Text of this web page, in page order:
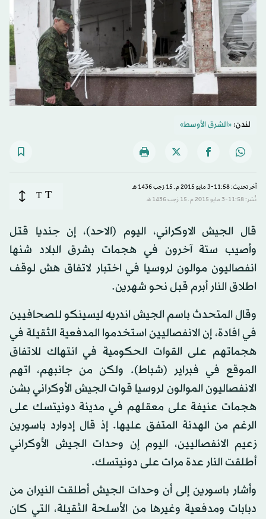
لندن:«الشرق الأوسط»
آخر تحديث: 11:58-3 مايو 2015 م ـ 15 رَجب 1436 هـ
نُشر: 11:58-3 مايو 2015 م ـ 15 رَجب 1436 هـ
T
T
قال الجيش الاوكراني، اليوم (الاحد)، إن جنديا قتل
وأصيب ستة آخرون في هجمات بشرق البلاد شنها
انفصاليون موالون لروسيا في اختبار لاتفاق هش لوقف
اطلاق النار أبرم قبل نحو شهرين.
وقال المتحدث باسم الجيش اندريه ليسينكو للصحافيين
في افادة، إن الانفصاليين استخدموا المدفعية الثقيلة في
هجماتهم على القوات الحكومية في انتهاك للاتفاق
الموقع في فبراير (شباط). ولكن من جانبهم، اتهم
الانفصاليون الموالون لروسيا قوات الجيش الأوكراني بشن
هجمات عنيفة على معقلهم في مدينة دونيتسك على
الرغم من الهدنة المتفق عليها. إذ قال إدوارد باسورين
زعيم الانفصاليين، اليوم إن وحدات الجيش الأوكراني
أطلقت النار عدة مرات على دونيتسك.
وأشار باسورين إلى أن وحدات الجيش أطلقت النيران من
دبابات ومدفعية وغيرها من الأسلحة الثقيلة، التي كان